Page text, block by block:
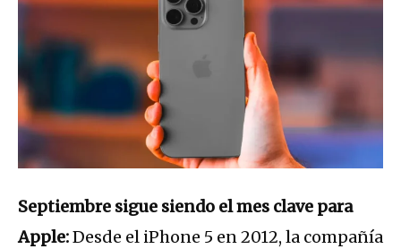
Septiembre sigue siendo el mes clave para
Apple:Desde el iPhone 5 en 2012, la compañía